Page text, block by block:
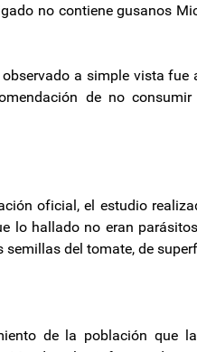
no contiene gusanos
a simple vista
de no
oficial, el estudio
lo hallado no eran
semillas del tomate, de
de la población que